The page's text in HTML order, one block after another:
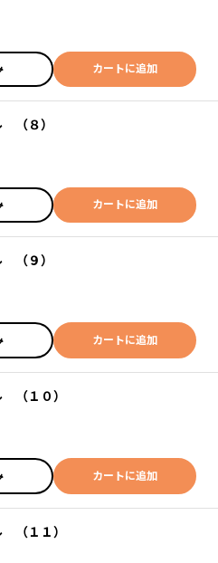
カートに追加
（８）
カートに追加
（９）
カートに追加
（１０）
カートに追加
（１１）